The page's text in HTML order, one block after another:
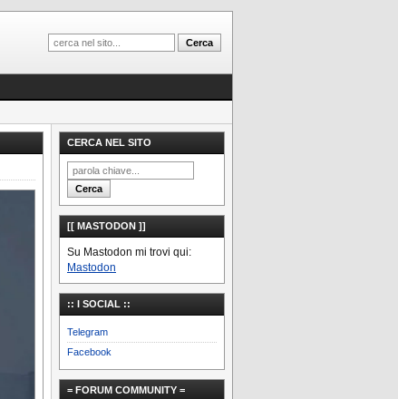
CERCA NEL SITO
[[ MASTODON ]]
Su Mastodon mi trovi qui:
Mastodon
:: I SOCIAL ::
Telegram
Facebook
= FORUM COMMUNITY =